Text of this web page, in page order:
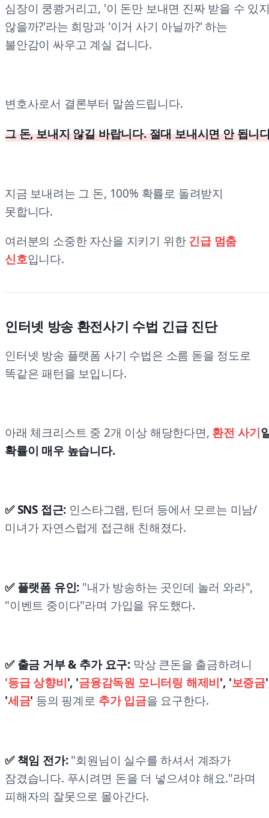
심장이 쿵쾅거리고, '이 돈만 보내면 진짜 받을 수 있
않을까?'라는 희망과 '이거 사기 아닐까?' 하는
불안감이 싸우고 계실 겁니다.
변호사로서 결론부터 말씀드립니다.
그 돈, 보내지 않길 바랍니다. 절대 보내시면 안 됩니
지금 보내려는 그 돈, 100% 확률로 돌려받지
못합니다.
여러분의 소중한 자산을 지키기 위한 긴급 멈춤
신호입니다.
인터넷 방송 환전사기 수법 긴급 진단
인터넷 방송 플랫폼 사기 수법은 소름 돋을 정도로
똑같은 패턴을 보입니다.
아래 체크리스트 중 2개 이상 해당한다면, 환전 사기
확률이 매우 높습니다.
✅ SNS 접근: 인스타그램, 틴더 등에서 모르는 미남/
미녀가 자연스럽게 접근해 친해졌다.
✅ 플랫폼 유인: "내가 방송하는 곳인데 놀러 와라",
"이벤트 중이다"라며 가입을 유도했다.
✅ 출금 거부 & 추가 요구:막상 큰돈을 출금하려니
'등급 상향비', '금융감독원 모니터링 해제비', '보증금
'세금' 등의 핑계로 추가 입금을 요구한다.
✅ 책임 전가:"회원님이 실수를 하셔서 계좌가
잠겼습니다. 푸시려면 돈을 더 넣으셔야 해요."라며
피해자의 잘못으로 몰아간다.